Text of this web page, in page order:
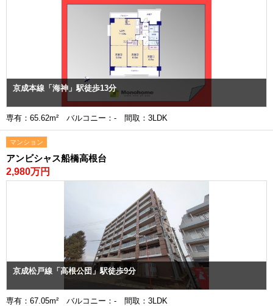
京成本線「海神」駅徒歩13分
専有：65.62m² バルコニー：- 間取：3LDK
マンション
アンビシャス船橋高根台
2,980万円
京成松戸線「高根公団」駅徒歩9分
専有：67.05m² バルコニー：- 間取：3LDK